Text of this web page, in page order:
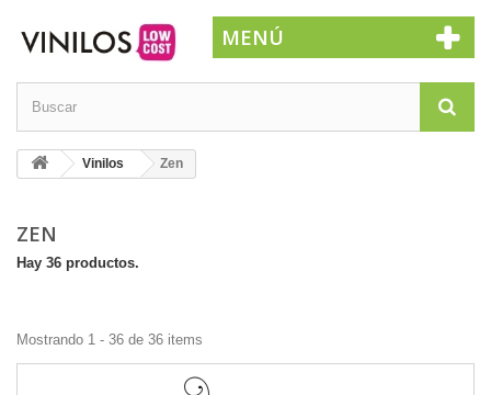
MENÚ
Vinilos Zen
ZEN
Hay 36 productos.
Mostrando 1 - 36 de 36 items